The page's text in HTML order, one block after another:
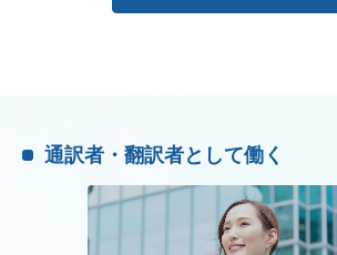
通訳者・翻訳者として働く